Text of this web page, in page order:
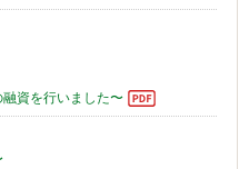
資を行いました〜